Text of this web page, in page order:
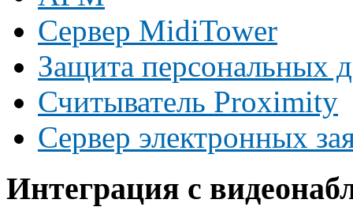
Сервер MidiTower
Защита персональных
Считыватель Proximity
Сервер электронных
Интеграция с